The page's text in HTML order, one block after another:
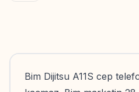
Bim Dijitsu A11S cep